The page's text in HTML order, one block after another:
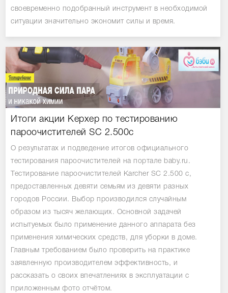
своевременно подобранный инструмент в необходимой
ситуации значительно экономит силы и время.
Итоги акции Керхер по тестированию
пароочистителей SC 2.500c
О результатах и подведение итогов официального
тестирования пароочистителей на портале baby.ru.
Тестирование пароочистителей Karcher SC 2.500 c,
предоставленных девяти семьям из девяти разных
городов России. Выбор производился случайным
образом из тысяч желающих. Основной задачей
испытуемых было применение данного аппарата без
применения химических средств, для уборки в доме.
Главным требованием было проверить на практике
заявленную производителем эффективность, и
рассказать о своих впечатлениях в эксплуатации с
приложенным фото отчётом.